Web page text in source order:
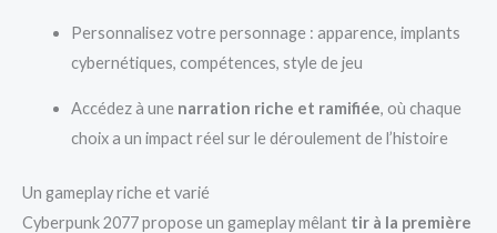
Personnalisez votre personnage : apparence, implants
cybernétiques, compétences, style de jeu
Accédez à une narration riche et ramifiée, où chaque
choix a un impact réel sur le déroulement de l’histoire
Un gameplay riche et varié
Cyberpunk 2077 propose un gameplay mêlant tir à la première